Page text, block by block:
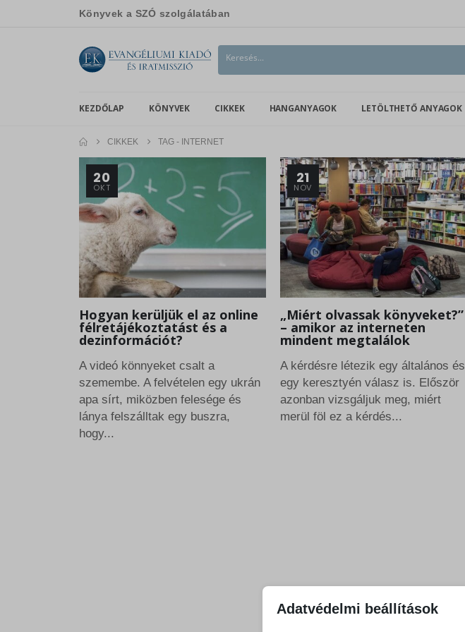
Könyvek a SZÓ szolgálatában
KEZDŐLAP KÖNYVEK CIKKEK HANGANYAGOK LETÖLTHETŐ ANYAGOK
CIKKEK TAG - INTERNET
20
OKT
Hogyan kerüljük el az online
félretájékoztatást és a
dezinformációt?
A videó könnyeket csalt a
szemembe. A felvételen egy ukrán
apa sírt, miközben felesége és
lánya felszálltak egy buszra,
hogy...
21
NOV
„Miért olvassak könyveket?”
– amikor az interneten
mindent megtalálok
A kérdésre létezik egy általános és
egy keresztyén válasz is. Először
azonban vizsgáljuk meg, miért
merül föl ez a kérdés...
Adatvédelmi beállítások